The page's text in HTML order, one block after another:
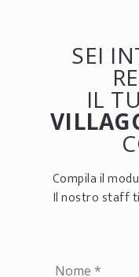
SEI
IL
Compila il
Il nostro staff